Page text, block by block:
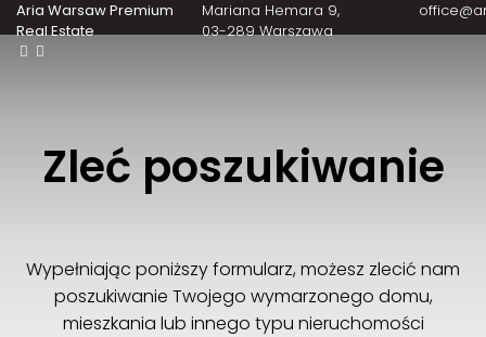
Aria Warsaw Premium
Real Estate
Mariana Hemara 9
03-289 Warszawa
Zleć poszukiwanie
Wypełniając poniższy formularz, możesz zlecić nam
poszukiwanie Twojego wymarzonego domu,
mieszkania lub innego typu nieruchomości